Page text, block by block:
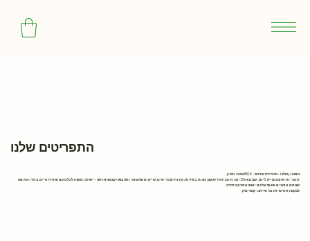
התפריטים שלנו
המגוון שלנו- הבחירה שלכם. 100% טבעי ומזין.
תוכניות תזונה נקייה ליום, שבוע או 21 יום, תוכניות דיטוקס, מנות בודדות, קינוחים בריאים, שייקים שהם ארוחה בפני עצמה או תה- יש לנו משהו לכל טעם ואורח חיים. בחרו את מה
שאתם אוהבים והגוף שלכם יאהב אתכם בחזרה.
לבקשות אישיות, צרו איתנו קשר כאן.